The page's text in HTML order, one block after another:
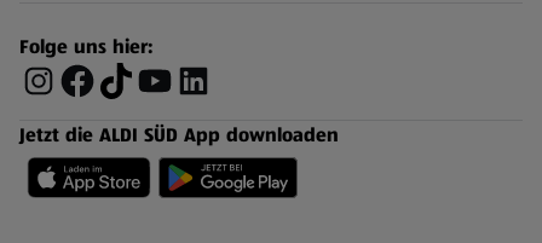
Folge uns hier:
Jetzt die ALDI SÜD App downloaden